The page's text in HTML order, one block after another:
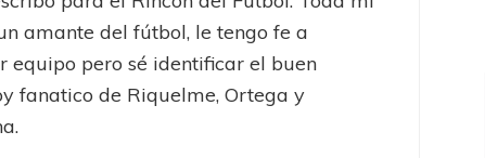
amante del fútbol, le tengo fe a
equipo pero sé identificar el buen
fanatico de Riquelme, Ortega y